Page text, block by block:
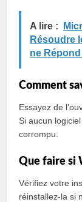
A lire :
Résoudre
ne
Comment
Essayez de
Si aucun
corrompu.
Que faire si
Vérifiez votre
réinstallez-la si